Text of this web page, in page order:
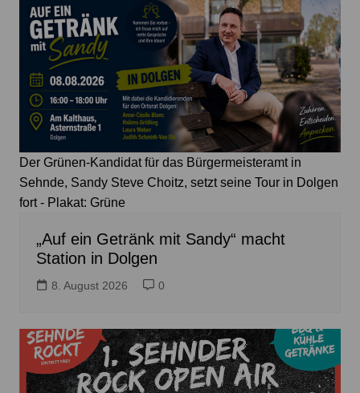
Der Grünen-Kandidat für das Bürgermeisteramt in
Sehnde, Sandy Steve Choitz, setzt seine Tour in Dolgen
fort - Plakat: Grüne
„Auf ein Getränk mit Sandy“ macht
Station in Dolgen
8. August 2026 0